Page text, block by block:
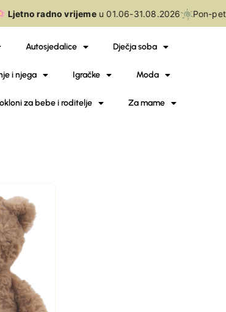
Ljetno radno vrijemeu 01.06-31.08.2026 Pon-pet
Autosjedalice Dječja soba
i njega Igračke Moda
za bebe i roditelje Za mame